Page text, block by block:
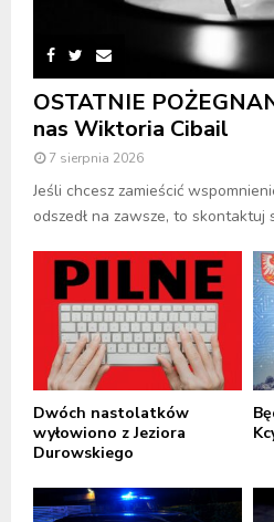
OSTATNIE
nas Wiktoria Cibail
7 sierpnia 2026
Jeśli chcesz zamieścić
odszedł na zawsze, to skontaktuj
Dwóch nastolatków
wyłowiono z Jeziora
Durowskiego